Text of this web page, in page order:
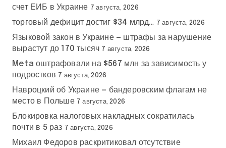
счет ЕИБ в Украине 7 августа, 2026
торговый дефицит достиг $34 млрд… 7 августа, 2026
Языковой закон в Украине — штрафы за нарушение
вырастут до 170 тысяч 7 августа, 2026
Meta оштрафовали на $567 млн за зависимость у
подростков 7 августа, 2026
Навроцкий об Украине — бандеровским флагам не
место в Польше 7 августа, 2026
Блокировка налоговых накладных сократилась
почти в 5 раз 7 августа, 2026
Михаил Федоров раскритиковал отсутствие